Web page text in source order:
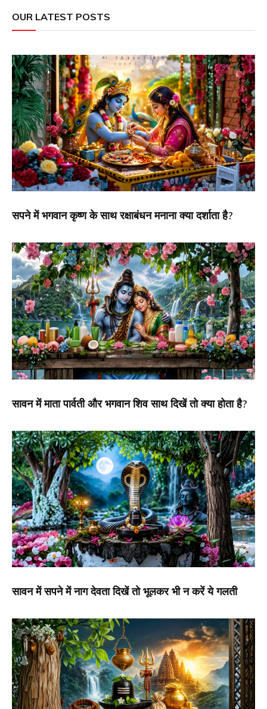
OUR LATEST POSTS
सपने में भगवान कृष्ण के साथ रक्षाबंधन मनाना क्या दर्शाता है?
सावन में माता पार्वती और भगवान शिव साथ दिखें तो क्या होता है?
सावन में सपने में नाग देवता दिखें तो भूलकर भी न करें ये गलती